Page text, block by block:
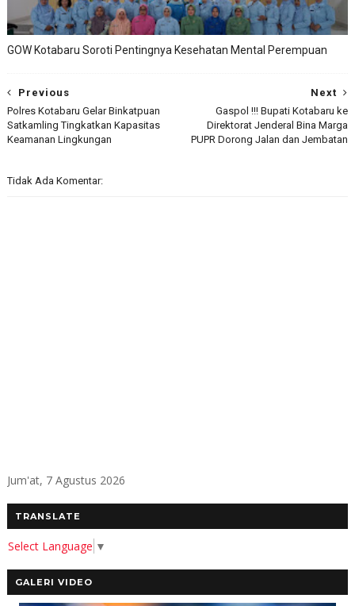
GOW Kotabaru Soroti Pentingnya Kesehatan Mental Perempuan
Next
Gaspol !!! Bupati Kotabaru ke
Direktorat Jenderal Bina Marga
PUPR Dorong Jalan dan Jembatan
Previous
Polres Kotabaru Gelar Binkatpuan
Satkamling Tingkatkan Kapasitas
Keamanan Lingkungan
Tidak Ada Komentar:
Jum'at, 7 Agustus 2026
TRANSLATE
Select Language ▼
GALERI VIDEO